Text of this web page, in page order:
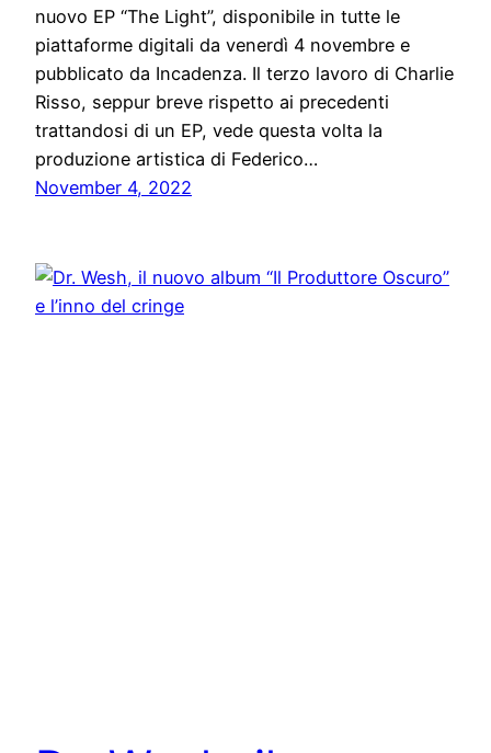
nuovo EP “The Light”, disponibile in tutte le
piattaforme digitali da venerdì 4 novembre e
pubblicato da Incadenza. Il terzo lavoro di Charlie
Risso, seppur breve rispetto ai precedenti
trattandosi di un EP, vede questa volta la
produzione artistica di Federico…
November 4, 2022